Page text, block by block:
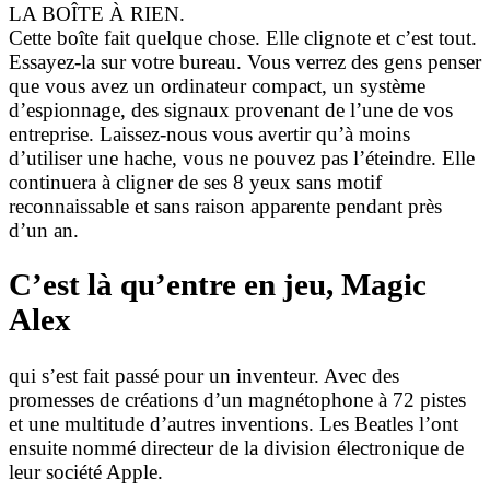
LA BOÎTE À RIEN.
Cette boîte fait quelque chose. Elle clignote et c’est tout.
Essayez-la sur votre bureau. Vous verrez des gens penser
que vous avez un ordinateur compact, un système
d’espionnage, des signaux provenant de l’une de vos
entreprise. Laissez-nous vous avertir qu’à moins
d’utiliser une hache, vous ne pouvez pas l’éteindre. Elle
continuera à cligner de ses 8 yeux sans motif
reconnaissable et sans raison apparente pendant près
d’un an.
C’est là qu’entre en jeu, Magic
Alex
qui s’est fait passé pour un inventeur. Avec des
promesses de créations d’un magnétophone à 72 pistes
et une multitude d’autres inventions. Les Beatles l’ont
ensuite nommé directeur de la division électronique de
leur société Apple.